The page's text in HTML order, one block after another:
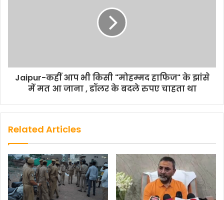
Jaipur-कहीं आप भी किसी "मोहम्मद हाफिज" के झांसे
में मत आ जाना , डॉलर के बदले रुपए चाहता था
Related Articles